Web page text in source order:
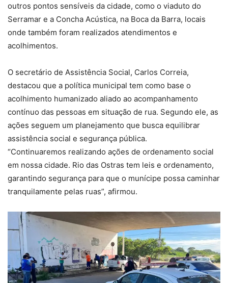
outros pontos sensíveis da cidade, como o viaduto do
Serramar e a Concha Acústica, na Boca da Barra, locais
onde também foram realizados atendimentos e
acolhimentos.
O secretário de Assistência Social, Carlos Correia,
destacou que a política municipal tem como base o
acolhimento humanizado aliado ao acompanhamento
contínuo das pessoas em situação de rua. Segundo ele, as
ações seguem um planejamento que busca equilibrar
assistência social e segurança pública.
“Continuaremos realizando ações de ordenamento social
em nossa cidade. Rio das Ostras tem leis e ordenamento,
garantindo segurança para que o munícipe possa caminhar
tranquilamente pelas ruas”, afirmou.